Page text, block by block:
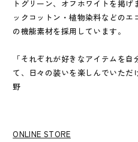
トグリーン、オフホワイトを掲
ックコットン・植物染料などの
の機能素材を採用しています。
「それぞれが好きなアイテムを
て、日々の装いを楽しんでいた
野
ONLINE STORE